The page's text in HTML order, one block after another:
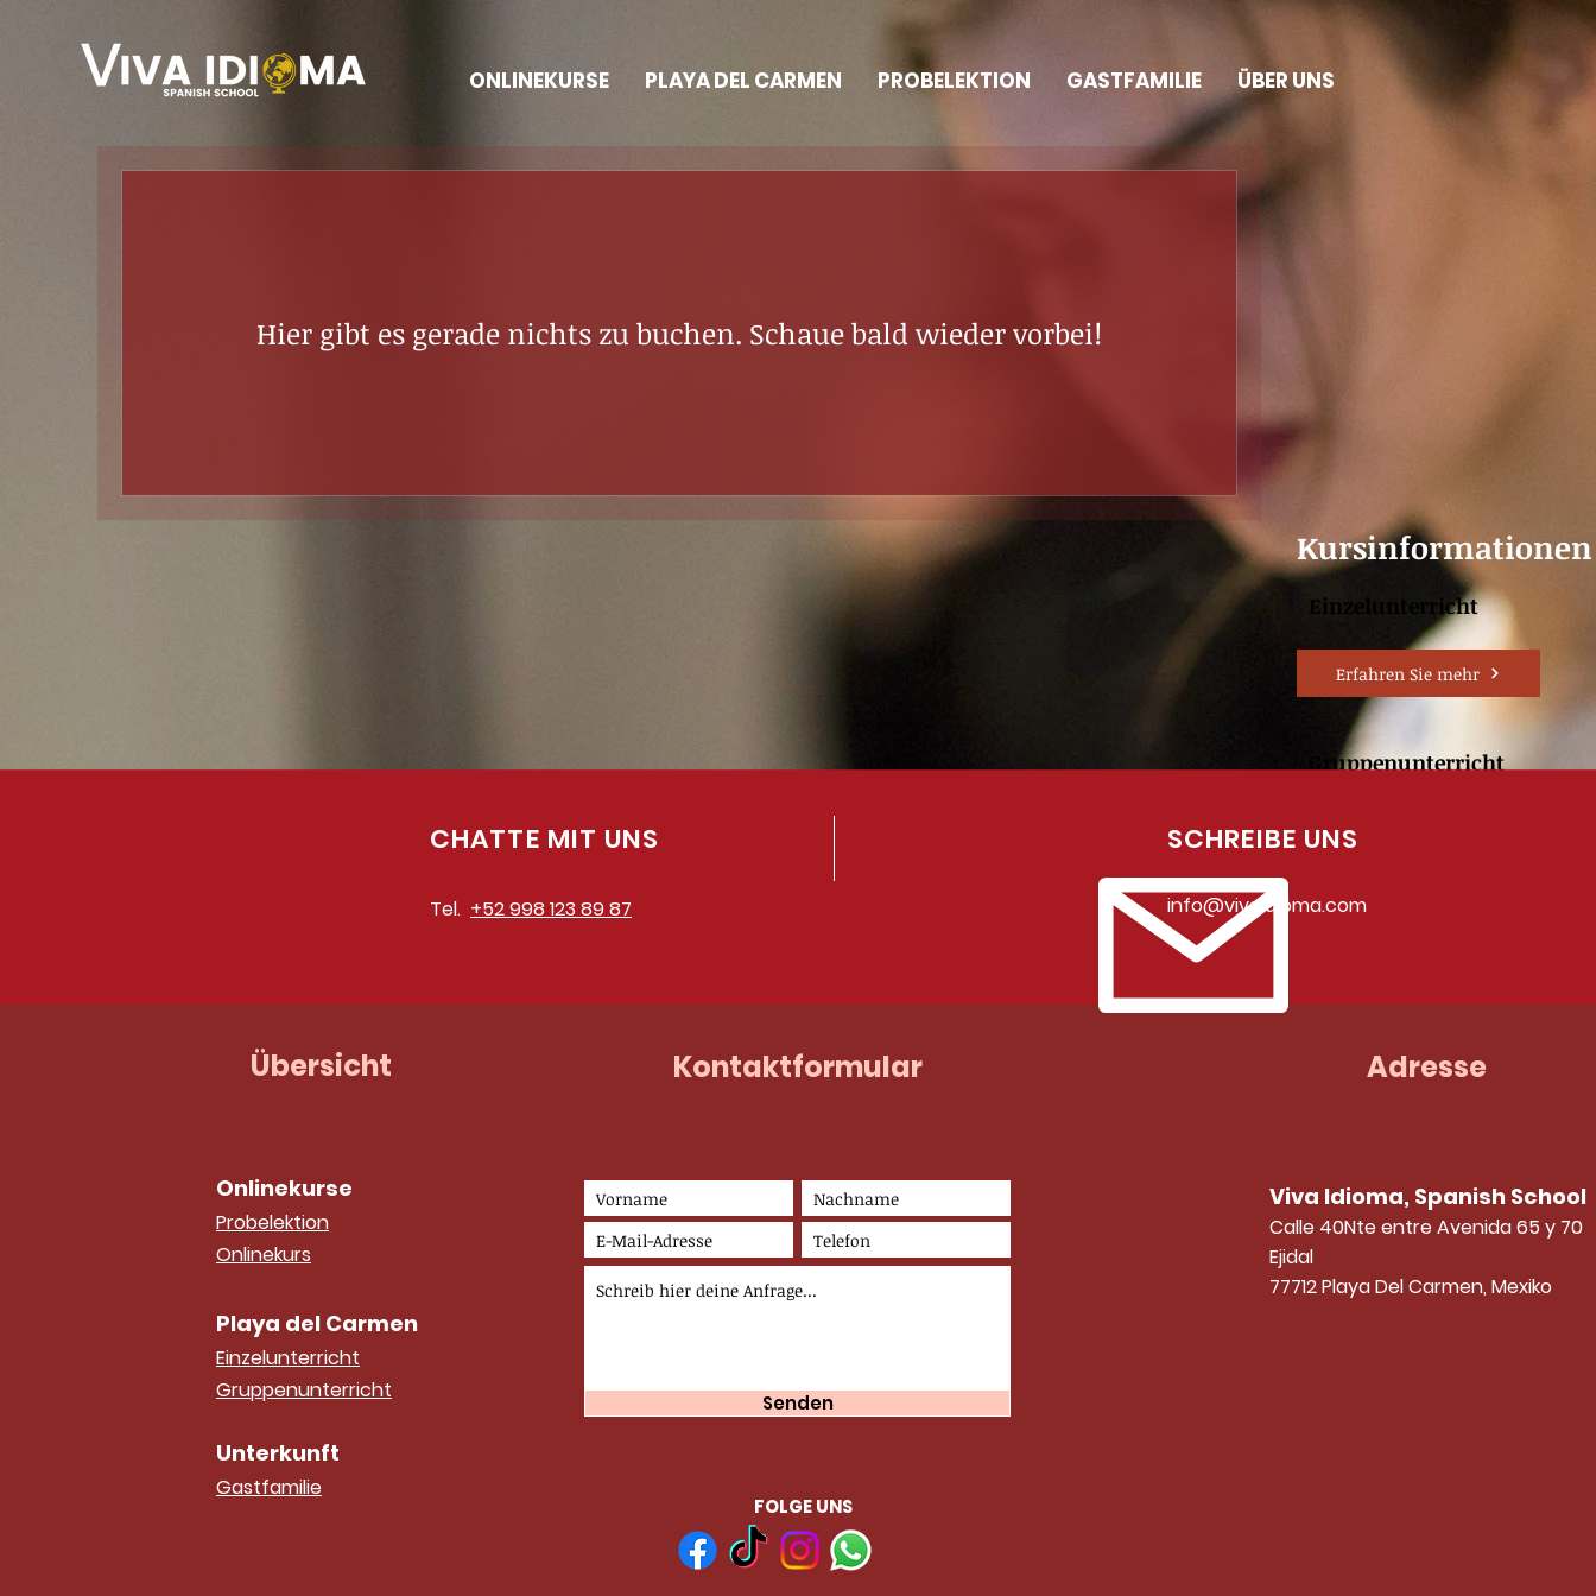
ONLINEKURSE PLAYA DEL CARMEN PROBELEKTION GASTFAMILIE ÜBER UNS
Hier gibt es gerade nichts zu buchen. Schaue bald wieder vorbei!
Kursinformationen
Einzelunterricht
Erfahren Sie mehr
Gruppenunterricht
Erfahren Sie mehr
Spanisch für die Ferien
CHATTE MIT UNS
Tel. +52 998 123 89 87
SCHREIBE UNS
info@vivaidioma.com
Übersicht Kontaktformular Adresse
Onlinekurse
Probelektion
Onlinekurs
Playa del Carmen
Einzelunterricht
Gruppenunterricht
Unterkunft
Gastfamilie
Senden
FOLGE UNS
Viva Idioma, Spanish School
Calle 40Nte entre Avenida 65 y 70
Ejidal
77712 Playa Del Carmen, Mexiko